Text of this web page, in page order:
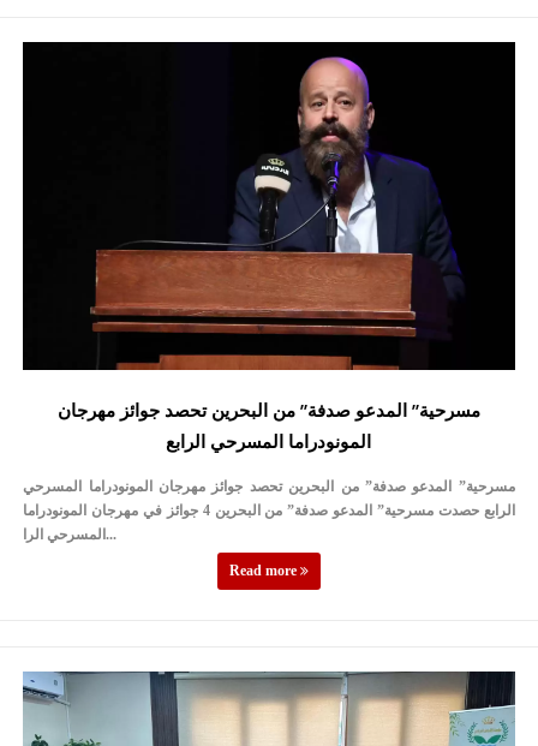
مسرحية” المدعو صدفة” من البحرين تحصد جوائز مهرجان
المونودراما المسرحي الرابع
مسرحية” المدعو صدفة” من البحرين تحصد جوائز مهرجان المونودراما المسرحي
الرابع حصدت مسرحية” المدعو صدفة” من البحرين 4 جوائز في مهرجان المونودراما
المسرحي الرا...
Read more